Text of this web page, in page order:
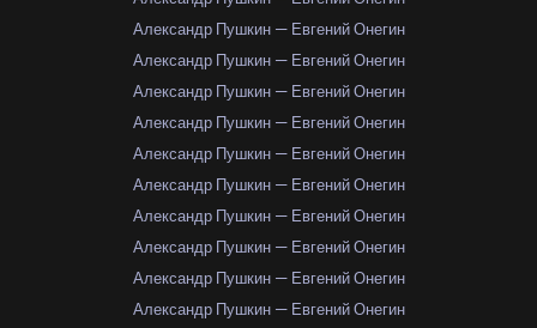
Александр Пушкин — Евгений Онегин
Александр Пушкин — Евгений Онегин
Александр Пушкин — Евгений Онегин
Александр Пушкин — Евгений Онегин
Александр Пушкин — Евгений Онегин
Александр Пушкин — Евгений Онегин
Александр Пушкин — Евгений Онегин
Александр Пушкин — Евгений Онегин
Александр Пушкин — Евгений Онегин
Александр Пушкин — Евгений Онегин